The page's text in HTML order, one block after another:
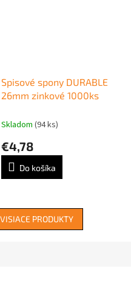
Spisové spony DURABLE
26mm zinkové 1000ks
Skladom (94 ks)
€4,78
Do košíka
PRODUKTY